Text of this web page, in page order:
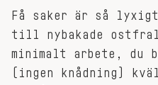
Få saker är så lyxigt
till nybakade
minimalt arbete, du
(ingen knådning)